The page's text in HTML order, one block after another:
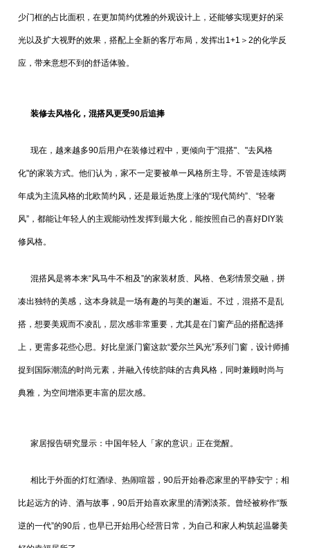
少门框的占比面积，在更加简约优雅的外观设计上，还能够实现更好的采
光以及扩大视野的效果，搭配上全新的客厅布局，发挥出1+1＞2的化学反
应，带来意想不到的舒适体验。
装修去风格化，混搭风更受90后追捧
现在，越来越多90后用户在装修过程中，更倾向于"混搭"、"去风格
化"的家装方式。他们认为，家不一定要被单一风格所主导。不管是连续两
年成为主流风格的北欧简约风，还是最近热度上涨的“现代简约”、“轻奢
风”，都能让年轻人的主观能动性发挥到最大化，能按照自己的喜好DIY装
修风格。
混搭风是将本来“风马牛不相及”的家装材质、风格、色彩情景交融，拼
凑出独特的美感，这本身就是一场有趣的与美的邂逅。不过，混搭不是乱
搭，想要美观而不凌乱，层次感非常重要，尤其是在门窗产品的搭配选择
上，更需多花些心思。好比皇派门窗这款“爱尔兰风光”系列门窗，设计师捕
捉到国际潮流的时尚元素，并融入传统韵味的古典风格，同时兼顾时尚与
典雅，为空间增添更丰富的层次感。
家居报告研究显示：中国年轻人「家的意识」正在觉醒。
相比于外面的灯红酒绿、热闹喧嚣，90后开始眷恋家里的平静安宁；相
比起远方的诗、酒与故事，90后开始喜欢家里的清粥淡茶。曾经被称作“叛
逆的一代”的90后，也早已开始用心经营日常，为自己和家人构筑起温馨美